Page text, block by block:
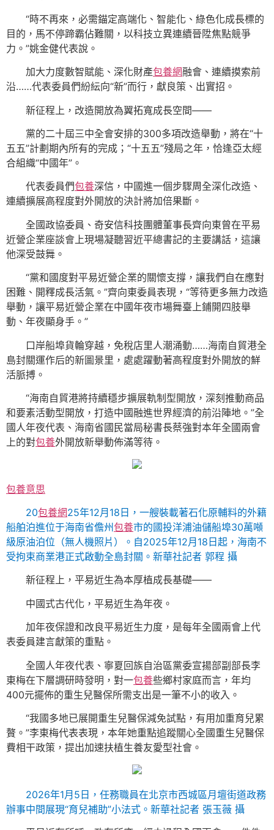
“時不再來，必需錨定高端化、智能化、綠色化成長標的
目的，馬不停蹄霸佔難關，以科技立異連續晉陞焦點競爭
力。”姚金健代表說。
加大力度數智賦能、深化財產包養網融會、連續摸索前
沿……代表委員們紛紜向“新”而行，獻良策、出實招。
新征程上，改造開放為翼拓寬成長空間——
黨的二十屆三中全會安排的300多項改造舉動，將在“十
五五”計劃期內所有的完成；“十五五”殘局之年，恰逢亞太經
合組織“中國年”。
代表委員們包養深信，中國進一個步驟周全深化改造、
連續擴展高程度對外開放的決計將加倍果斷。
全國政協委員、奇安信科技團體董事長齊向東曾在平易
近營企業座談會上現場凝聽習近平總書記的主要講話，這讓
他深受鼓舞。
“黨和國度對平易近營企業的關懷支撐，讓我們自在應對
困難、開釋成長活氣。”齊向東委員表現，“等待更多無力改造
舉動，讓平易近營企業在中國年夜市場舞臺上鋪開四肢舉
動、年夜顯身手。”
口岸船埠貨輪穿越，免稅店里人潮涌動……海南自貿港全
島封關運作后的新圖景里，處處躍動著高程度對外開放的鮮
活脈搏。
“海南自貿港將持續穩步擴展軌制型開放，深刻推動商品
和要素活動型開放，打造中國融進世界經濟的前沿陣地。”全
國人年夜代表、海南省國民當局秘書長蔡強對本年全國兩會
上的對包養外開放新舉動佈滿等待。
包養意思
20包養網25年12月18日，一艘裝載著石化原輔料的外籍
船舶泊進位于海南省儋州包養市的國投洋浦油儲船埠30萬噸
級原油泊位（無人機照片）。自2025年12月18日起，海南不
受拘束商業港正式啟動全島封關。新華社記者 郭程 攝
新征程上，平易近生為本厚植成長基礎——
中國式古代化，平易近生為年夜。
加年夜保證和改良平易近生力度，是每年全國兩會上代
表委員建言獻策的重點。
全國人年夜代表、寧夏回族自治區黨委宣揚部副部長李
東梅在下層調研時發明，對一包養些鄉村家庭而言，年均
400元擺佈的重生兒醫保所需支出是一筆不小的收入。
“我國多地已展開重生兒醫保減免試點，有用加重育兒累
贅。”李東梅代表表現，本年她重點追蹤關心全國重生兒醫保
費相干政策，提出加速扶植生養友愛型社會。
2026年1月5日，任務職員在北京市西城區月壇街道政務
辦事中間展現“育兒補助”小法式。新華社記者 張玉薇 攝